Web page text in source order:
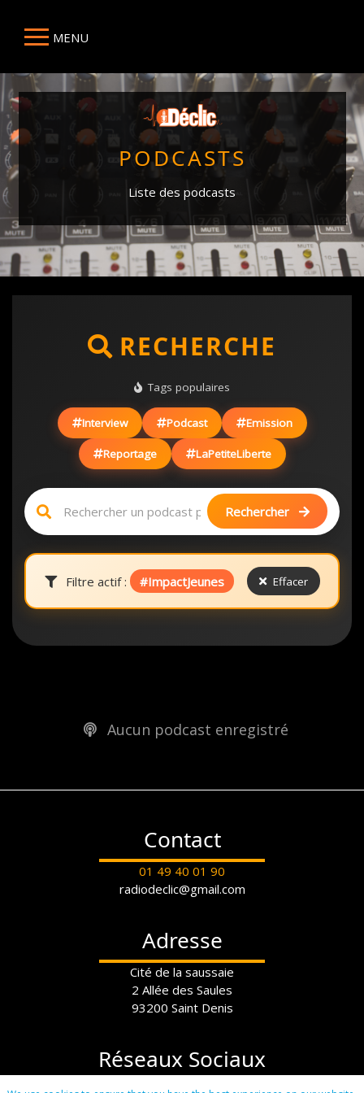
MENU
PODCASTS
Liste des podcasts
RECHERCHE
Tags populaires
Interview Podcast Emission
Reportage LaPetiteLiberte
Rechercher
Filtre actif : #ImpactJeunes Effacer
Aucun podcast enregistré
Contact
01 49 40 01 90
radiodeclic@gmail.com
Adresse
Cité de la saussaie
2 Allée des Saules
93200 Saint Denis
Réseaux Sociaux